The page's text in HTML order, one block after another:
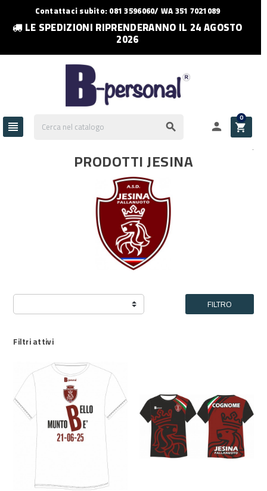
Contattaci subito: 081 3596060/ WA 351 7021089
LE SPEDIZIONI RIPRENDERANNO IL 24 AGOSTO
2026
   
0
PRODOTTI JESINA
FILTRO
Filtri attivi